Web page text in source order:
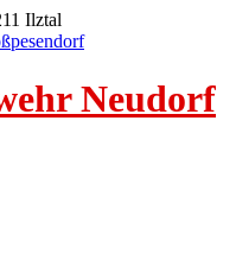
Ilztal
Neudorf